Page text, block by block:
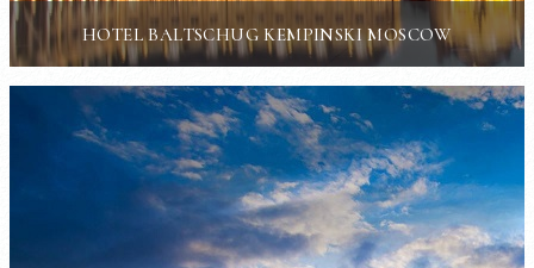
HOTEL BALTSCHUG KEMPINSKI MOSCOW